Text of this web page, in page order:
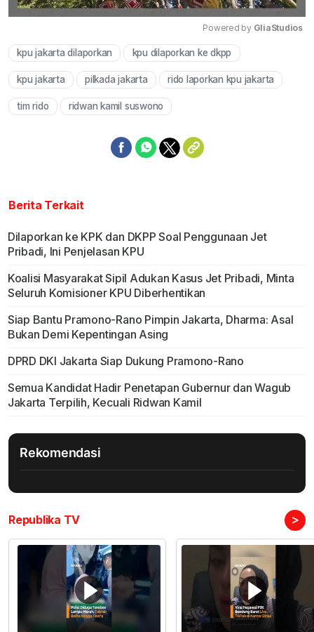
Powered by GliaStudios
kpu jakarta dilaporkan kpu dilaporkan ke dkpp
kpu jakarta pilkada jakarta rido laporkan kpu jakarta
tim rido ridwan kamil suswono
Berita Terkait
Dilaporkan ke KPK dan DKPP Soal Penggunaan Jet
Pribadi, Ini Penjelasan KPU
Koalisi Masyarakat Sipil Adukan Kasus Jet Pribadi, Minta
Seluruh Komisioner KPU Diberhentikan
Siap Bantu Pramono-Rano Pimpin Jakarta, Dharma: Asal
Bukan Demi Kepentingan Asing
DPRD DKI Jakarta Siap Dukung Pramono-Rano
Semua Kandidat Hadir Penetapan Gubernur dan Wagub
Jakarta Terpilih, Kecuali Ridwan Kamil
Rekomendasi
Republika TV >